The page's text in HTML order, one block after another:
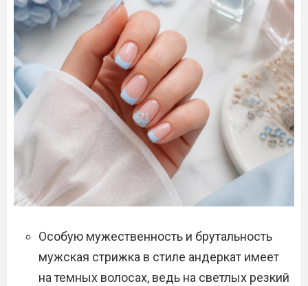
Особую мужественность и брутальность
мужская стрижка в стиле андеркат имеет
на темных волосах, ведь на светлых резкий